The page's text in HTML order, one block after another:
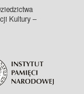
Kultury –